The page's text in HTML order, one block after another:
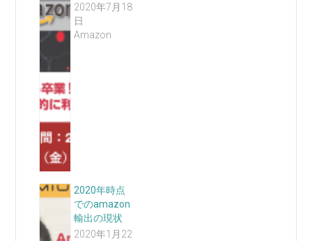
2020年7月18
日
Amazon
2020年時点
でのamazon
輸出の現状
2020年1月22